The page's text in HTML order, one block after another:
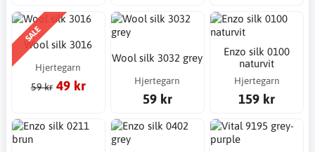
SALE
Wool silk 3016
Hjertegarn
59 kr 49 kr
Wool silk 3032 grey
Hjertegarn
59 kr
Enzo silk 0100
naturvit
Hjertegarn
159 kr